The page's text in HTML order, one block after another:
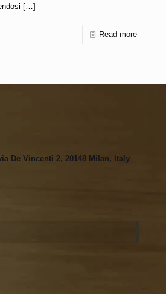
[…]
Read more
De Vincenti 2, 20148 Milan, Italy